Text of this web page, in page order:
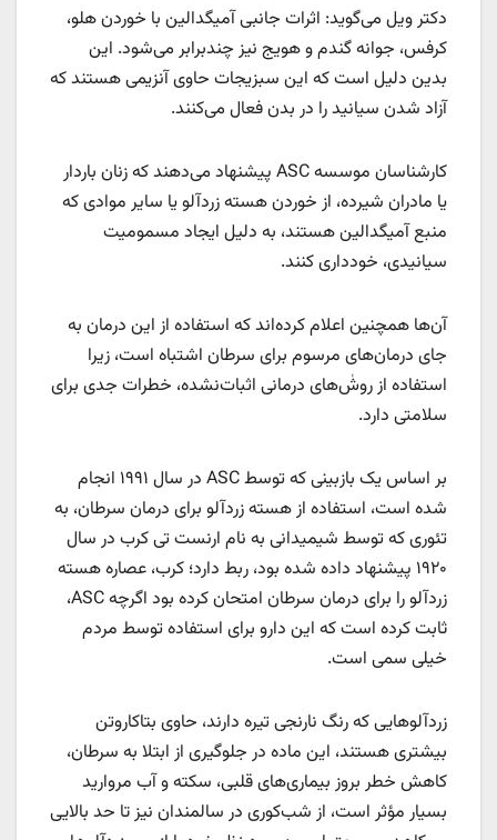
دکتر ویل می‌گوید: اثرات جانبی آمیگدالین با خوردن هلو،
کرفس، جوانه گندم و هویج نیز چندبرابر می‌شود. این
بدین دلیل است که این سبزیجات حاوی آنزیمی هستند که
آزاد شدن سیانید را در بدن فعال می‌کنند.
کارشناسان موسسه ASC پیشنهاد می‌دهند که زنان باردار
یا مادران شیرده، از خوردن هسته زردآلو یا سایر موادی که
منبع آمیگدالین هستند، به دلیل ایجاد مسمومیت
سیانیدی، خودداری کنند.
آن‌ها همچنین اعلام کرده‌اند که استفاده از این درمان به
جای درمان‌های مرسوم برای سرطان اشتباه است، زیرا
استفاده از روشٰ‌های درمانی اثبات‌نشده، خطرات جدی برای
سلامتی دارد.
بر اساس یک بازبینی که توسط ASC در سال ۱۹۹۱ انجام
شده است، استفاده از هسته زردآلو برای درمان سرطان، به
تئوری که توسط شیمیدانی به نام ارنست تی کرب در سال
۱۹۲۰ پیشنهاد داده شده بود، ربط دارد؛ کرب، عصاره هسته
زردآلو را برای درمان سرطان امتحان کرده بود اگرچه ASC،
ثابت کرده است که این دارو برای استفاده توسط مردم
خیلی سمی است.
زردآلوهایی که رنگ نارنجی تیره دارند، حاوی بتاکاروتن
بیشتری هستند، این ماده در جلوگیری از ابتلا به سرطان،
کاهش خطر بروز بیماری‌های قلبی، سکته و آب مروارید
بسیار مؤثر است، از شب‌کوری در سالمندان نیز تا حد بالایی